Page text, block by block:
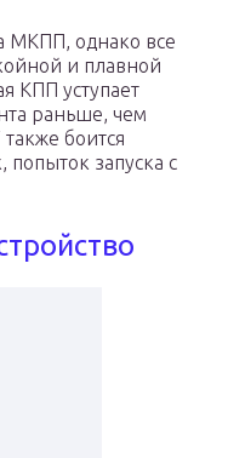
МКПП, однако все
и плавной
КПП уступает
раньше, чем
боится
попыток запуска с